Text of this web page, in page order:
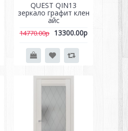
QUEST QIN13
зеркало графит клен
айс
14770.00р 13300.00р